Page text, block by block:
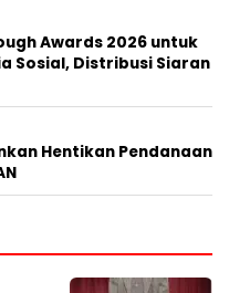
Awards 2026 untuk
Sosial, Distribusi Siaran
Hentikan Pendanaan